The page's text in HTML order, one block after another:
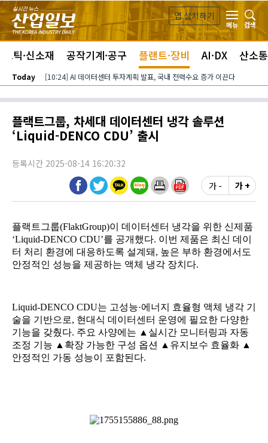
본문 바로가기
앱 설치하기
메뉴
검색
틱·신소재 공작기계·공구 플랜트·장비 AI·DX 산소통
Today [10:24] AI 데이터센터 투자계획 발표, 국내 전력수요 증가 이끈다
플랙트그룹, 차세대 데이터센터 냉각 솔루션
‘Liquid-DENCO CDU’ 출시
등록시간 2025-08-14 16:20:32
가 -
가 +